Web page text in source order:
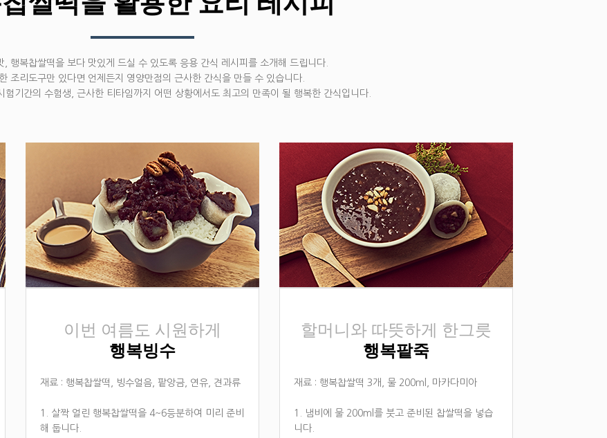
, 행복찹쌀떡을 보다 맛있게 드실 수 있도록 응용 간식 레시피를 소개해 드립니다.
조리도구만 있다면 언제든지 영양만점의 근사한 간식을 만들 수 있습니다.
험기간의 수험생, 근사한 티타임까지 어떤 상황에서도 최고의 만족이 될 행복한 간식입니다.
이번 여름도 시원하게
행복빙수
재료 : 행복찹쌀떡, 빙수얼음, 팥앙금, 연유, 견과류
1. 살짝 얼린 행복찹쌀떡을 4~6등분하여 미리 준비
해 둡니다.
할머니와 따뜻하게 한그릇
행복팥죽
재료 : 행복찹쌀떡 3개, 물 200ml, 마카다미아
1. 냄비에 물 200ml를 붓고 준비된 찹쌀떡을 넣습
니다.